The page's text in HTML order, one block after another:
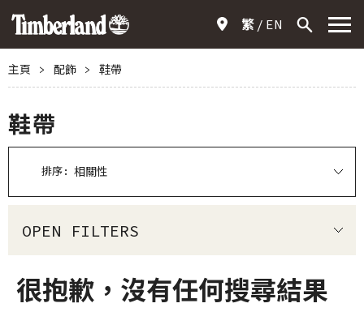
繁 EN
主頁 > 配飾 > 鞋帶
鞋帶
排序:
OPEN FILTERS
很抱歉，沒有任何搜尋結果